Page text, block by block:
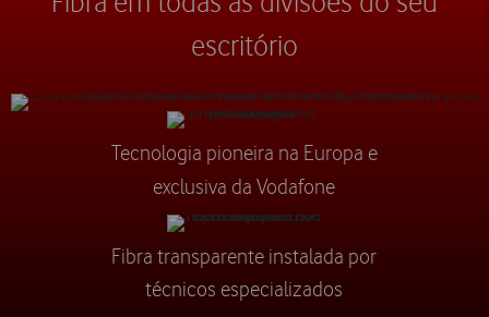
escritório
Tecnologia pioneira na Europa e
exclusiva da Vodafone
Fibra transparente instalada por
técnicos especializados